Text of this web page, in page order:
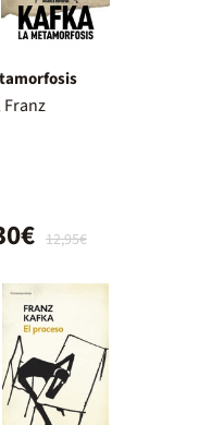
Franz
12,95€